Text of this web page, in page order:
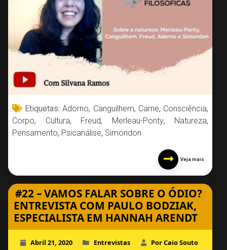
Etiquetas:Adorno, Canguilhem, Carne, Consciência,
Corpo, Cultura, Freud, Merleau-Ponty, Natureza,
Pensamento, Psicanálise, Simondon
Veja mais
#22 – VAMOS FALAR SOBRE O ÓDIO?
ENTREVISTA COM PAULO BODZIAK,
ESPECIALISTA EM HANNAH ARENDT
Abril 21, 2020 Entrevistas Por Caio Souto